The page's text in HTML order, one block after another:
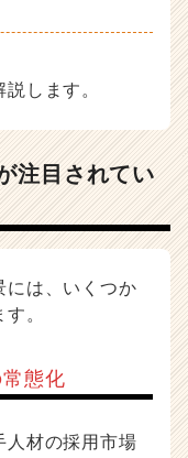
します。
注目されてい
には、いくつか
。
態化
人材の採用市場